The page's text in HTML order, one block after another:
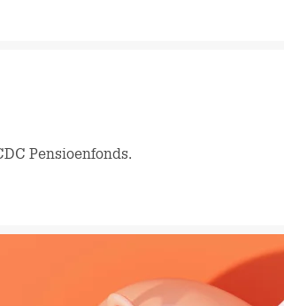
Pensioenfonds.